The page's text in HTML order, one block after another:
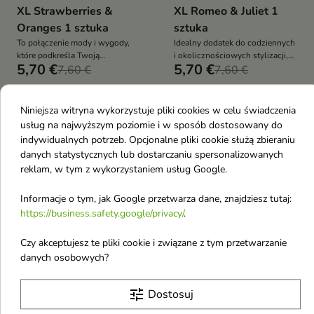
XL Strawberries &
Oranges 1 sztuka
To połączenie mody i wygody,
które podkreśla Twoją
osobowość i doda uroku Twoim
5,70 €7,60 €
XL Romeo & Juliet 1
sztuka
Idealny dodatek do codziennych
i okolicznościowych stylizacji,
który doda uroku Twoim
5,70 €7,60 €
-25% OUTLET favorite_border
ONLYBIO x PLNY LALA
Scrunchie do włosów
favorite_border
włosy z mikrofibry
niebieska 1 sztuka
Niniejsza witryna wykorzystuje pliki cookies w celu świadczenia
usług na najwyższym poziomie i w sposób dostosowany do
indywidualnych potrzeb. Opcjonalne pliki cookie służą zbieraniu
danych statystycznych lub dostarczaniu spersonalizowanych
reklam, w tym z wykorzystaniem usług Google.
Informacje o tym, jak Google przetwarza dane, znajdziesz tutaj:
https://business.safety.google/privacy/.
Czy akceptujesz te pliki cookie i związane z tym przetwarzanie
danych osobowych?
tune Dostosuj